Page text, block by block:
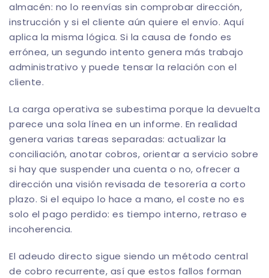
almacén: no lo reenvías sin comprobar dirección,
instrucción y si el cliente aún quiere el envío. Aquí
aplica la misma lógica. Si la causa de fondo es
errónea, un segundo intento genera más trabajo
administrativo y puede tensar la relación con el
cliente.
La carga operativa se subestima porque la devuelta
parece una sola línea en un informe. En realidad
genera varias tareas separadas: actualizar la
conciliación, anotar cobros, orientar a servicio sobre
si hay que suspender una cuenta o no, ofrecer a
dirección una visión revisada de tesorería a corto
plazo. Si el equipo lo hace a mano, el coste no es
solo el pago perdido: es tiempo interno, retraso e
incoherencia.
El adeudo directo sigue siendo un método central
de cobro recurrente, así que estos fallos forman